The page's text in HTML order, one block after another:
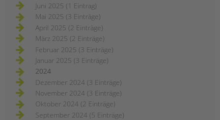
Juni 2025 (1 Eintrag)
Mai 2025 (3 Einträge)
April 2025 (2 Einträge)
März 2025 (2 Einträge)
Februar 2025 (3 Einträge)
Januar 2025 (3 Einträge)
2024
Dezember 2024 (3 Einträge)
November 2024 (3 Einträge)
Oktober 2024 (2 Einträge)
September 2024 (5 Einträge)